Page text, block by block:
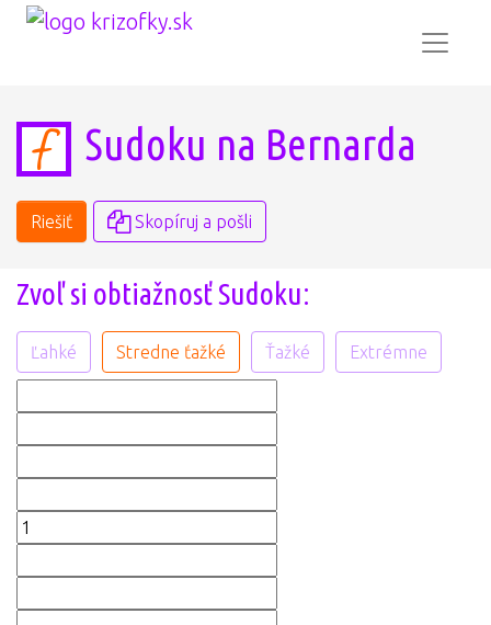
Sudoku na Bernarda
Riešiť Skopíruj a pošli
Zvoľ si obtiažnosť Sudoku:
Ľahké Stredne ťažké Ťažké Extrémne